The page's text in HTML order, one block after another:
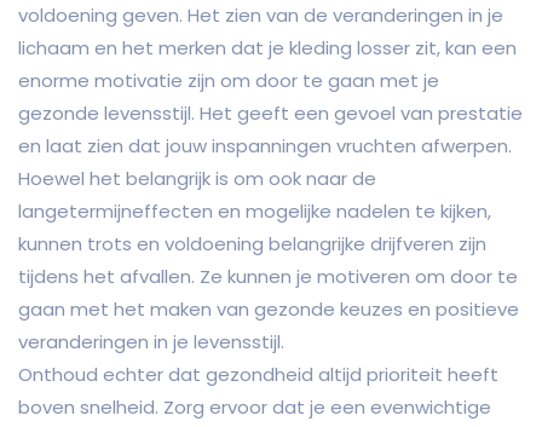
voldoening geven. Het zien van de veranderingen in je
lichaam en het merken dat je kleding losser zit, kan een
enorme motivatie zijn om door te gaan met je
gezonde levensstijl. Het geeft een gevoel van prestatie
en laat zien dat jouw inspanningen vruchten afwerpen.
Hoewel het belangrijk is om ook naar de
langetermijneffecten en mogelijke nadelen te kijken,
kunnen trots en voldoening belangrijke drijfveren zijn
tijdens het afvallen. Ze kunnen je motiveren om door te
gaan met het maken van gezonde keuzes en positieve
veranderingen in je levensstijl.
Onthoud echter dat gezondheid altijd prioriteit heeft
boven snelheid. Zorg ervoor dat je een evenwichtige